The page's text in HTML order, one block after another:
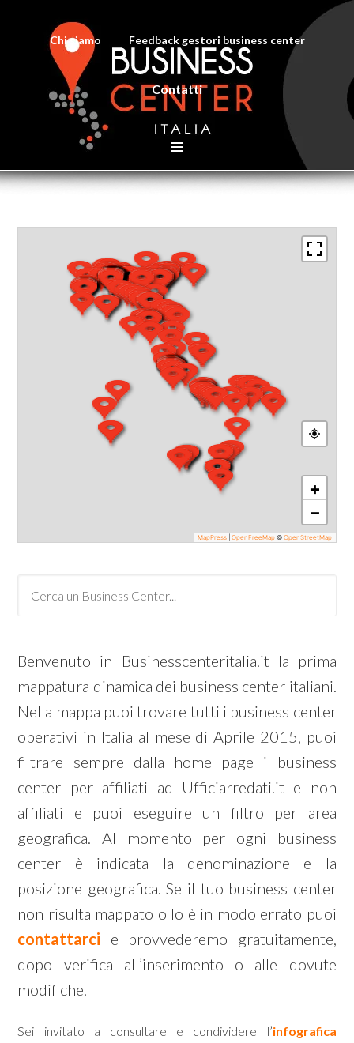
Chi siamo Feedback gestori business center
Contatti
+
−
MapPress OpenFreeMap© OpenStreetMap
Benvenuto in Businesscenteritalia.it la prima
mappatura dinamica dei business center italiani.
Nella mappa puoi trovare tutti i business center
operativi in Italia al mese di Aprile 2015, puoi
filtrare sempre dalla home page i business
center per affiliati ad Ufficiarredati.it e non
affiliati e puoi eseguire un filtro per area
geografica. Al momento per ogni business
center è indicata la denominazione e la
posizione geografica. Se il tuo business center
non risulta mappato o lo è in modo errato puoi
contattarci e provvederemo gratuitamente,
dopo verifica all’inserimento o alle dovute
modifiche.
Sei invitato a consultare e condividere l’infografica